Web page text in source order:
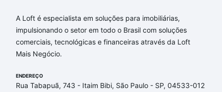
A Loft é especialista em soluções para imobiliárias,
impulsionando o setor em todo o Brasil com soluções
comerciais, tecnológicas e financeiras através da Loft
Mais Negócio.
ENDEREÇO
Rua Tabapuã, 743 - Itaim Bibi, São Paulo - SP, 04533-012